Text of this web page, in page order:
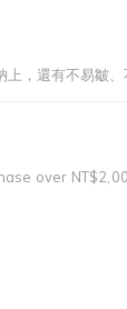
上，還有不易皺
over